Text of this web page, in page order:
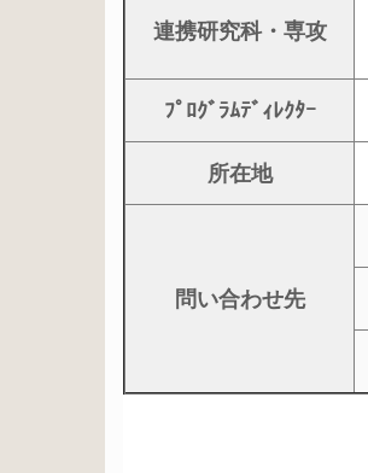
連携研究科・専攻
ﾌﾟﾛｸﾞﾗﾑﾃﾞｨﾚｸﾀｰ
所在地
問い合わせ先